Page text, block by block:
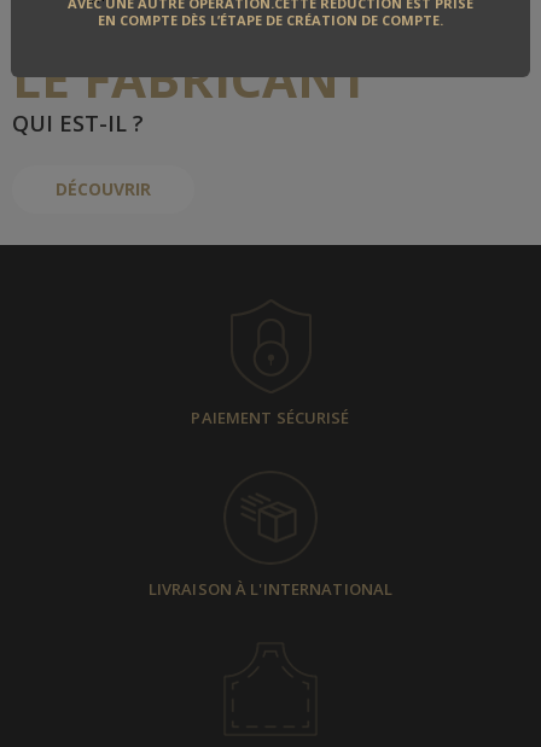
EN COMPTE DÈS L’ÉTAPE DE CRÉATION DE COMPTE.
LE FABRICANT
QUI EST-IL ?
DÉCOUVRIR
PAIEMENT SÉCURISÉ
LIVRAISON À L'INTERNATIONAL